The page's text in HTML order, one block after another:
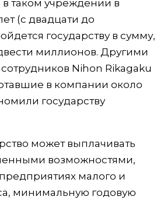
в таком учреждении в
(с двадцати до
государству в сумму,
миллионов. Другими
Nihon Rikagaku
в компании около
государству
может выплачивать
возможностями,
малого и
минимальную годовую